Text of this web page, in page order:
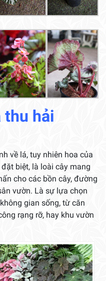
thu hải
về lá, tuy nhiên hoa của
biệt, là loài cây mang
cho các bồn cây, đường
vườn. Là sự lựa chọn
gian sống, từ căn
rạng rỡ, hay khu vườn